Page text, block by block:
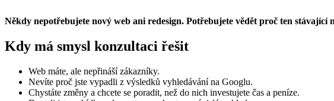
Někdy nepotřebujete nový web ani redesign. Potřebujete vědět proč ten
Kdy má smysl konzultaci řešit
Web máte, ale nepřináší zákazníky.
Nevíte proč jste vypadli z výsledků vyhledávání na Googlu.
Chystáte změny a chcete se poradit, než do nich investujete čas a peníze.